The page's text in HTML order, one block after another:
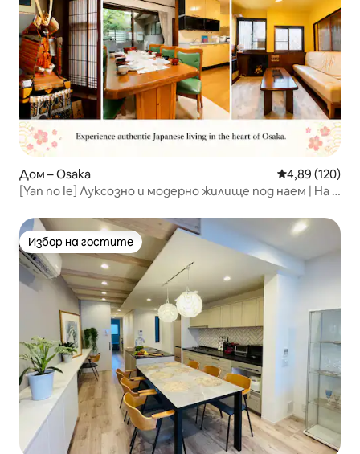
Дом – Osaka Средна
4,89 (120)
[Yan no Ie] Луксозно и модерно жилище под наем | На 1
семейства с деца | Отличен достъп до Шинсайбаши,
Намба, Осака Джо и Умеда
Избор на гостите
Избор на гостите